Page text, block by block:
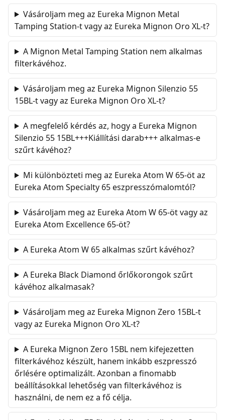
Vásároljam meg az Eureka Mignon Metal
Tamping Station-t vagy az Eureka Mignon Oro XL-t?
A Mignon Metal Tamping Station nem alkalmas
filterkávéhoz.
Vásároljam meg az Eureka Mignon Silenzio 55
15BL-t vagy az Eureka Mignon Oro XL-t?
A megfelelő kérdés az, hogy a Eureka Mignon
Silenzio 55 15BL+++Kiállítási darab+++ alkalmas-e
szűrt kávéhoz?
Mi különbözteti meg az Eureka Atom W 65-öt az
Eureka Atom Specialty 65 eszpresszómalomtól?
Vásároljam meg az Eureka Atom W 65-öt vagy az
Eureka Atom Excellence 65-öt?
A Eureka Atom W 65 alkalmas szűrt kávéhoz?
A Eureka Black Diamond őrlőkorongok szűrt
kávéhoz alkalmasak?
Vásároljam meg az Eureka Mignon Zero 15BL-t
vagy az Eureka Mignon Oro XL-t?
A Eureka Mignon Zero 15BL nem kifejezetten
filterkávéhoz készült, hanem inkább eszpresszó
őrlésére optimalizált. Azonban a finomabb
beállításokkal lehetőség van filterkávéhoz is
használni, de nem ez a fő célja.